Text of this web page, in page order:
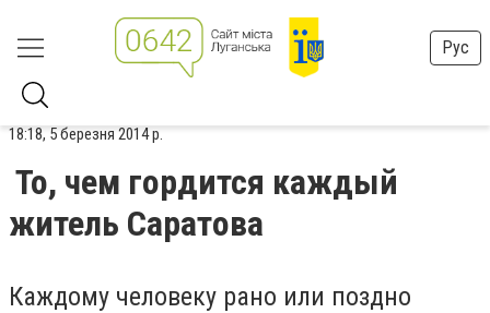
Рус
18:18, 5 березня 2014 р.
То, чем гордится каждый
житель Саратова
Каждому человеку рано или поздно